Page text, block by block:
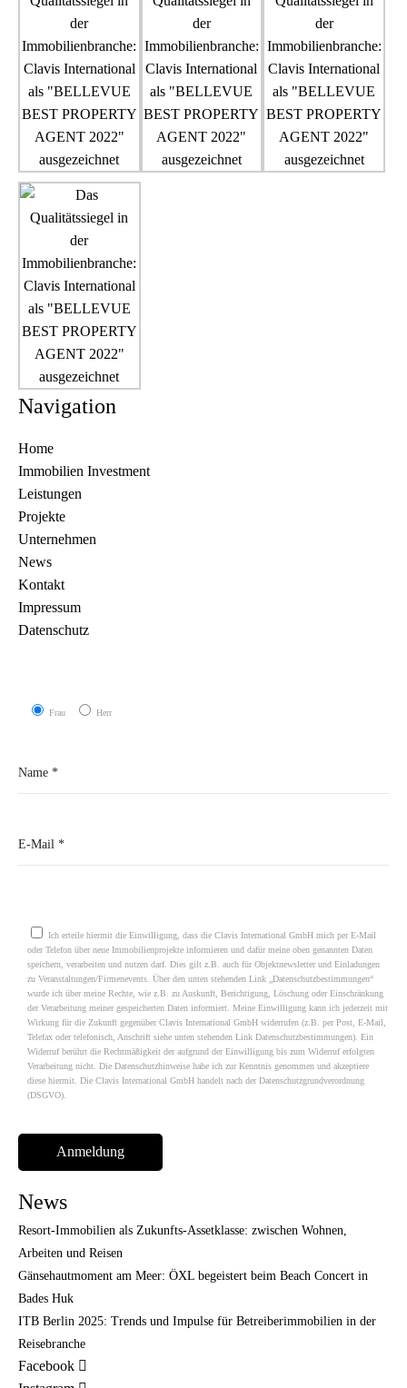
Navigation
Home
Immobilien Investment
Leistungen
Projekte
Unternehmen
News
Kontakt
Impressum
Datenschutz
Frau Herr
Ich erteile hiermit die Einwilligung, dass die Clavis International GmbH mich per E-Mail
oder Telefon über neue Immobilienprojekte informieren und dafür meine oben genannten Daten
speichern, verarbeiten und nutzen darf. Dies gilt z.B. auch für Objektnewsletter und Einladungen
zu Veranstaltungen/Firmenevents. Über den unten stehenden Link „Datenschutzbestimmungen“
wurde ich über meine Rechte, wie z.B. zu Auskunft, Berichtigung, Löschung oder Einschränkung
der Verarbeitung meiner gespeicherten Daten informiert. Meine Einwilligung kann ich jederzeit mit
Wirkung für die Zukunft gegenüber Clavis International GmbH widerrufen (z.B. per Post, E-Mail,
Telefax oder telefonisch, Anschrift siehe unten stehenden Link Datenschutzbestimmungen). Ein
Widerruf berührt die Rechtmäßigkeit der aufgrund der Einwilligung bis zum Widerruf erfolgten
Verarbeitung nicht. Die Datenschutzhinweise habe ich zur Kenntnis genommen und akzeptiere
diese hiermit. Die Clavis International GmbH handelt nach der Datenschutzgrundverordnung
(DSGVO).
News
Resort-Immobilien als Zukunfts-Assetklasse: zwischen Wohnen,
Arbeiten und Reisen
Gänsehautmoment am Meer: ÖXL begeistert beim Beach Concert in
Bades Huk
ITB Berlin 2025: Trends und Impulse für Betreiberimmobilien in der
Reisebranche
Facebook